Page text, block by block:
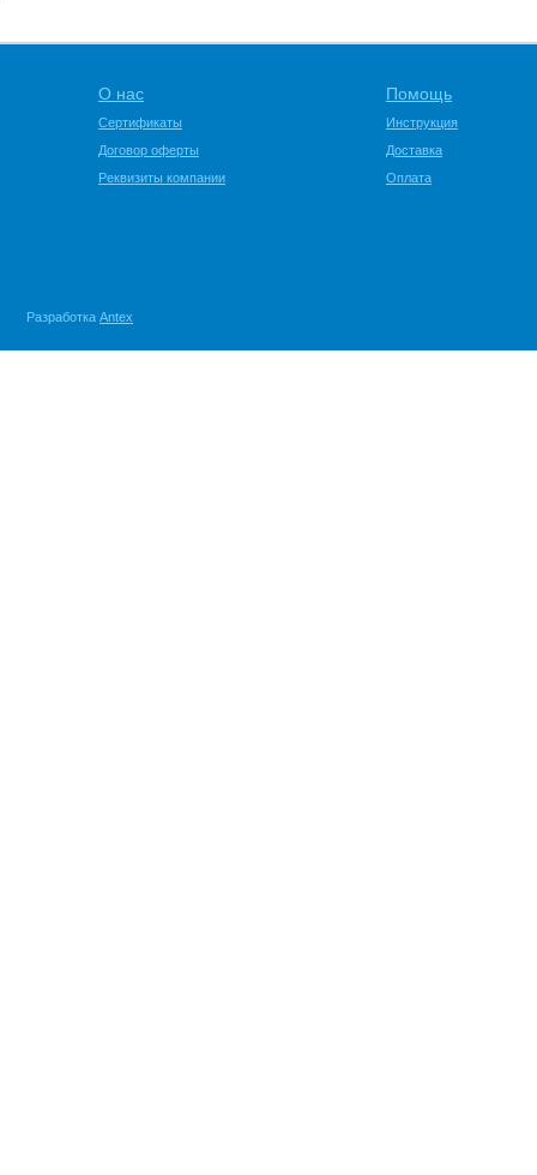
О нас
Сертификаты
Договор оферты
Реквизиты компании
Помощь
Инструкция
Доставка
Оплата
Разработка Antex